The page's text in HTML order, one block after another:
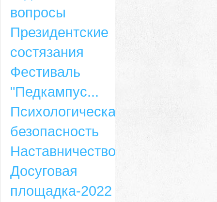
вопросы
Президентские
состязания
Фестиваль
"Педкампус...
Психологическая
безопасность
Наставничество
Досуговая
площадка-2022